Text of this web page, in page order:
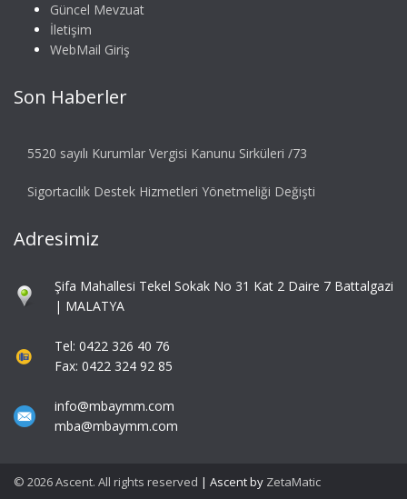
Güncel Mevzuat
İletişim
WebMail Giriş
Son Haberler
5520 sayılı Kurumlar Vergisi Kanunu Sirküleri /73
Sigortacılık Destek Hizmetleri Yönetmeliği Değişti
Adresimiz
Şifa Mahallesi Tekel Sokak No 31 Kat 2 Daire 7 Battalgazi
| MALATYA
Tel: 0422 326 40 76
Fax: 0422 324 92 85
info@mbaymm.com
mba@mbaymm.com
© 2026 Ascent. All rights reserved | Ascent by ZetaMatic